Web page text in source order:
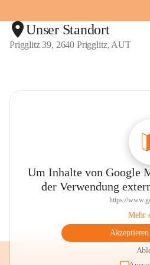
Unser Standort
Prigglitz 39, 2640 Prigglitz, AUT
Um Inhalte von Google
der Verwendung
https://
Mehr